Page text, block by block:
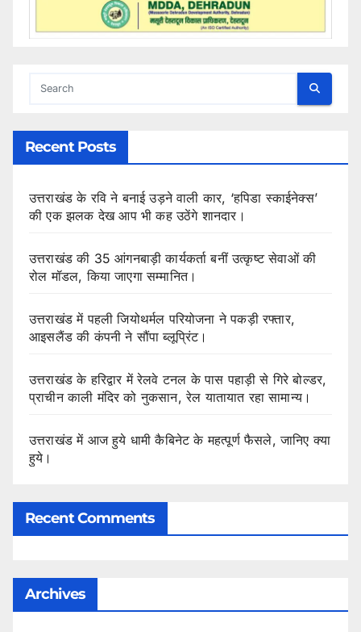
Recent Posts
उत्तराखंड के रवि ने बनाई उड़ने वाली कार, ‘हपिडा स्काईनेक्स’
की एक झलक देख आप भी कह उठेंगे शानदार।
उत्तराखंड की 35 आंगनबाड़ी कार्यकर्ता बनीं उत्कृष्ट सेवाओं की
रोल मॉडल, किया जाएगा सम्मानित।
उत्तराखंड में पहली जियोथर्मल परियोजना ने पकड़ी रफ्तार,
आइसलैंड की कंपनी ने सौंपा ब्लूप्रिंट।
उत्तराखंड के हरिद्वार में रेलवे टनल के पास पहाड़ी से गिरे बोल्डर,
प्राचीन काली मंदिर को नुकसान, रेल यातायात रहा सामान्य।
उत्तराखंड में आज हुये धामी कैबिनेट के महत्पूर्ण फैसले, जानिए क्या
हुये।
Recent Comments
Archives